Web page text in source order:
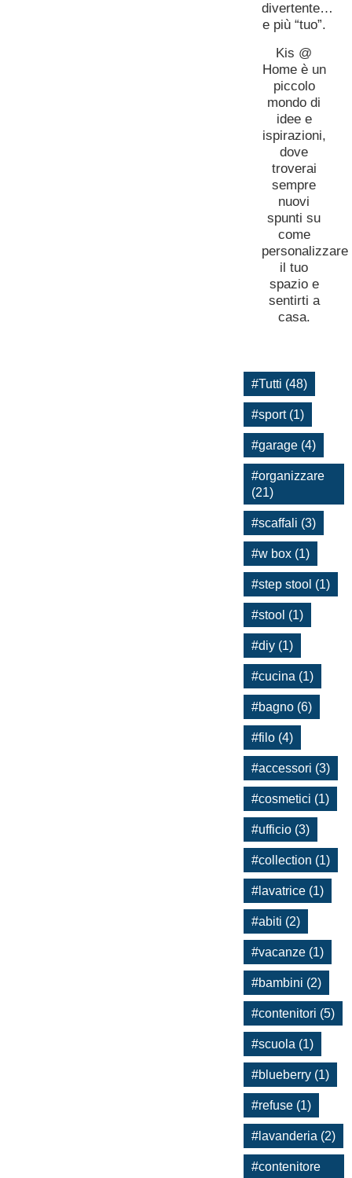
divertente…
e più “tuo”.
Kis @
Home è un
piccolo
mondo di
idee e
ispirazioni,
dove
troverai
sempre
nuovi
spunti su
come
personalizzare
il tuo
spazio e
sentirti a
casa.
#Tutti (48)
#sport (1)
#garage (4)
#organizzare
(21)
#scaffali (3)
#w box (1)
#step stool (1)
#stool (1)
#diy (1)
#cucina (1)
#bagno (6)
#filo (4)
#accessori (3)
#cosmetici (1)
#ufficio (3)
#collection (1)
#lavatrice (1)
#abiti (2)
#vacanze (1)
#bambini (2)
#contenitori (5)
#scuola (1)
#blueberry (1)
#refuse (1)
#lavanderia (2)
#contenitore